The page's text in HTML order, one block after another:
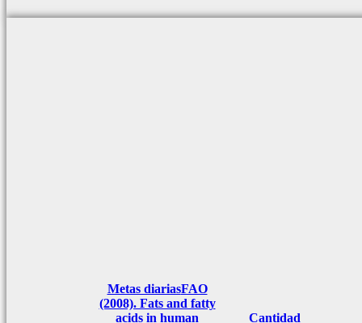
Metas diariasFAO
(2008). Fats and fatty
acids in human
Cantidad